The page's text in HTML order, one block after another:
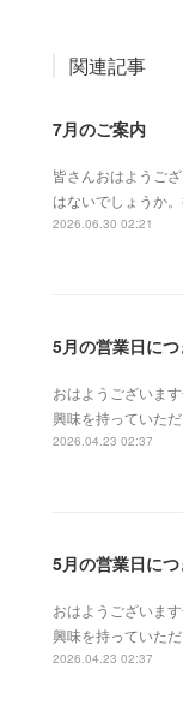
関連記事
7月のご案内
皆さんおはようご
はないでしょうか
2026.06.30 02:21
5月の営業日に
おはようございま
興味を持っていた
2026.04.23 02:37
5月の営業日に
おはようございま
興味を持っていた
2026.04.23 02:37